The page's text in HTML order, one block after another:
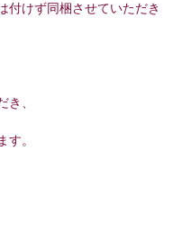
付けず同梱させていただき
き、
す。